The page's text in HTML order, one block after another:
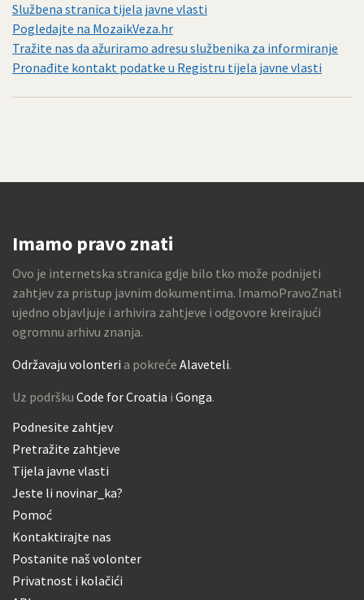
Službena stranica tijela javne vlasti
Pogledajte na MozaikVeza.hr
Tražite nas da ažuriramo adresu službenika za informiranje
Pronađite kontakt podatke u Registru tijela javne vlasti
Imamo pravo znati
Ovo je internetska stranica gdje bilo tko može podnijeti
zahtjev za pristup javnim dokumentima. ImamoPravoZnati
ujedno objavljuje i arhivira zahtjeve i odgovore kreirajući
ogromnu arhivu znanja.
Održavaju volonteri a pokreće Alaveteli.
Uz podršku Code for Croatia i Gonga.
Podnesite zahtjev
Pretražite zahtjeve
Tijela javne vlasti
Jeste li novinar_ka?
Pomoć
Kontaktirajte nas
Postanite naš volonter
Privatnost i kolačići